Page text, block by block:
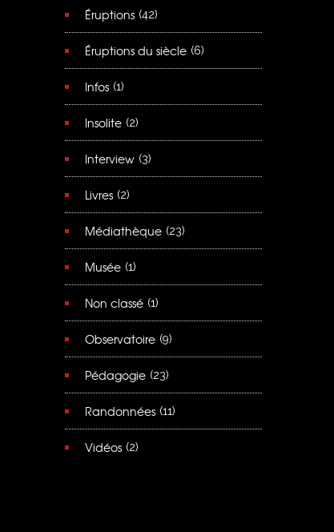
Éruptions (42)
Éruptions du siècle (6)
Infos (1)
Insolite (2)
Interview (3)
Livres (2)
Médiathèque (23)
Musée (1)
Non classé (1)
Observatoire (9)
Pédagogie (23)
Randonnées (11)
Vidéos (2)